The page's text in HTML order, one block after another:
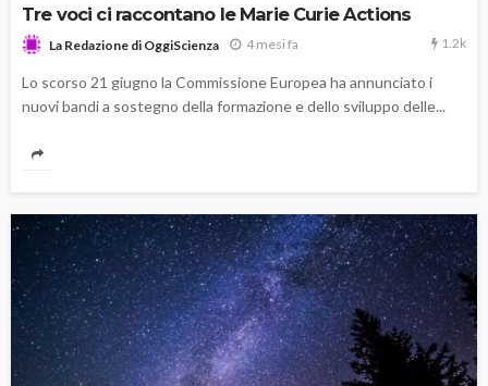
Tre voci ci raccontano le Marie Curie Actions
La Redazione di OggiScienza 4 mesi fa 1.2k
Lo scorso 21 giugno la Commissione Europea ha annunciato i
nuovi bandi a sostegno della formazione e dello sviluppo delle...